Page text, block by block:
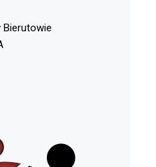
Bierutowie